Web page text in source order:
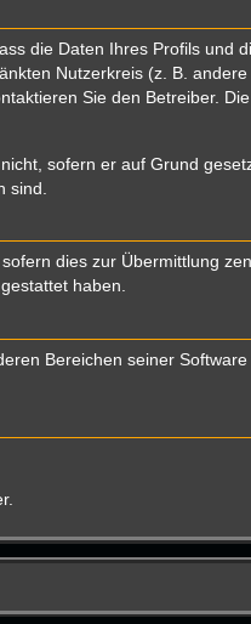
die Daten Ihres Profils und
Nutzerkreis (z. B.
Sie den Betreiber.
sofern er auf Grund
sind.
dies zur Übermittlung
haben.
Bereichen seiner